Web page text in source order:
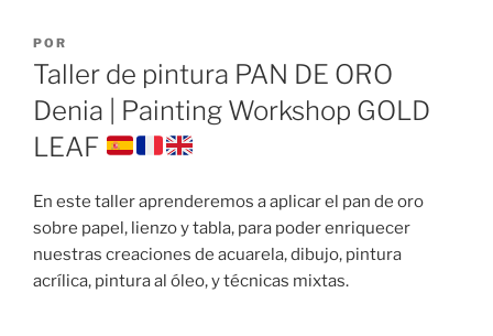
PUBLICADO
EL
POR
Taller de pintura PAN DE ORO
Denia | Painting Workshop GOLD
LEAF
En este taller aprenderemos a aplicar el pan de oro
sobre papel, lienzo y tabla, para poder enriquecer
nuestras creaciones de acuarela, dibujo, pintura
acrílica, pintura al óleo, y técnicas mixtas.